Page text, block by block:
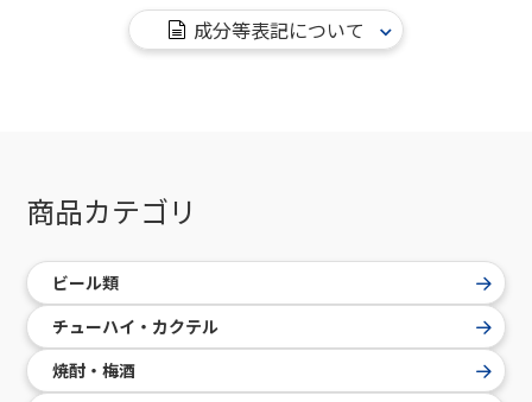
成分等表記について
商品カテゴリ
ビール類
チューハイ・カクテル
焼酎・梅酒